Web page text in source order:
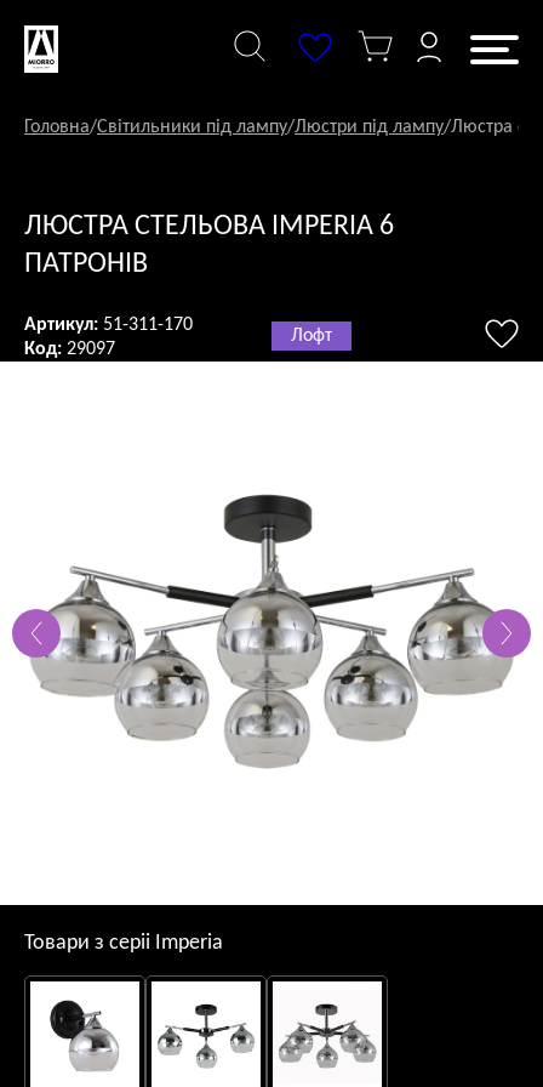
змісту
Головна/Світильники під лампу/Люстри під лампу/Люстра
ЛЮСТРА СТЕЛЬОВА IMPERIA 6
ПАТРОНІВ
Артикул: 51-311-170
Код: 29097
Лофт
Товари з серii Imperia